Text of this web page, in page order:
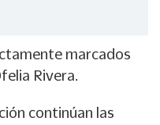
marcados
Rivera.
continúan las